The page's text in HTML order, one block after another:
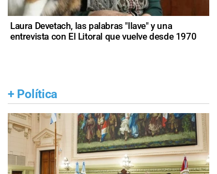
Laura Devetach, las palabras "llave" y una
entrevista con El Litoral que vuelve desde 1970
+ Política